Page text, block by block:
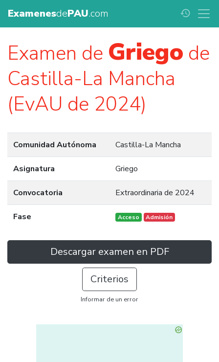
ExamenesdePAU.com history
Examen de Griego de
Castilla-La Mancha
(EvAU de 2024)
Comunidad Autónoma Castilla-La Mancha
Asignatura Griego
Convocatoria Extraordinaria de 2024
Fase Acceso Admisión
Descargar examen en PDF
Criterios
Informar de un error